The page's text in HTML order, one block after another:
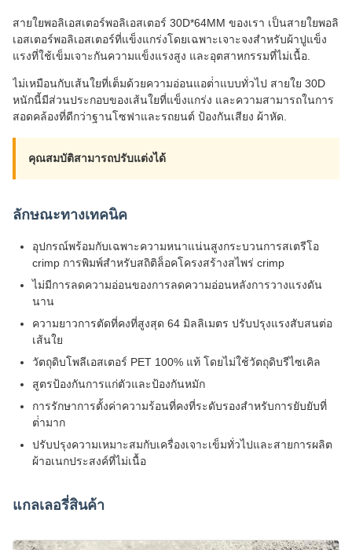
สายใยพอลิเอสเตอร์พอลิเอสเตอร์ 30D*64MM ของเรา เป็นสายใยพอลิ
เอสเตอร์พอลิเอสเตอร์ที่แข็งแกร่งโดยเฉพาะเจาะจงสําหรับผ้าปูแข็ง
แรงที่ใช้เข็มเจาะกันความแข็งแรงสูง และอุตสาหกรรมที่ไม่เนื้อ.
ไม่เหมือนกับเส้นใยที่เต็มด้วยความอ่อนแอต่ําแบบทั่วไป สายใย 30D
หนักนี้มีส่วนประกอบของเส้นใยที่แข็งแกร่ง และความสามารถในการ
สอดคล้องที่ดีกว่าฐานโซฟาและรถยนต์ ป้องกันเสียง ผ้าหัด.
คุณสมบัติสามารถปรับแต่งได้
ลักษณะทางเทคนิค
อุปกรณ์พร้อมกับเฉพาะความหนาแน่นสูงกระบวนการสเตรีโอ
crimp การพิมพ์สําหรับสถิติล็อคโครงสร้างสไพร่ crimp
ไม่มีการลดความอ่อนของการลดความอ่อนหลังการวางแรงดัน
นาน
ความยาวการตัดที่คงที่สูงสุด 64 มิลลิเมตร ปรับปรุงแรงสับสนต่อ
เส้นใย
วัตถุดิบโพลีเอสเตอร์ PET 100% แท้ โดยไม่ใช้วัตถุดิบรีไซเคิล
สูตรป้องกันการแก่ตัวและป้องกันหมัก
การรักษาการตั้งค่าความร้อนที่คงที่ระดับรองสําหรับการยับยับที่
ต่ํามาก
ปรับปรุงความเหมาะสมกับเครื่องเจาะเข็มทั่วไปและสายการผลิต
ผ้าอเนกประสงค์ที่ไม่เนื้อ
แกลเลอรี่สินค้า